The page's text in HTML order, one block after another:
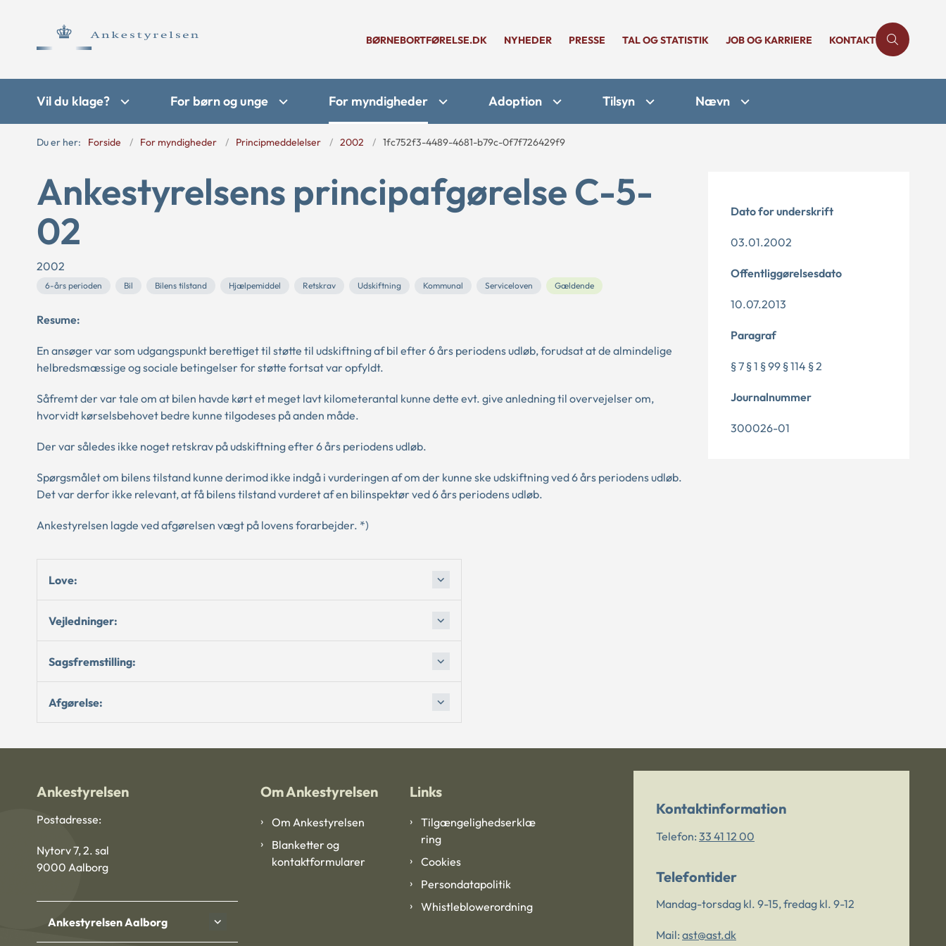
BØRNEBORTFØRELSE.DK NYHEDER PRESSE TAL OG STATISTIK JOB OG KARRIERE KONTAKT
Vil du klage? For børn og unge For myndigheder Adoption Tilsyn Nævn
Du er her: Forside For myndigheder Principmeddelelser 2002 1fc752f3-4489-4681-b79c-0f7f726429f9
Ankestyrelsens principafgørelse C-5-
02
2002
6-års perioden Bil Bilens tilstand Hjælpemiddel Retskrav Udskiftning Kommunal Serviceloven Gældende
Resume:
En ansøger var som udgangspunkt berettiget til støtte til udskiftning af bil efter 6 års periodens udløb, forudsat at de almindelige
helbredsmæssige og sociale betingelser for støtte fortsat var opfyldt.
Såfremt der var tale om at bilen havde kørt et meget lavt kilometerantal kunne dette evt. give anledning til overvejelser om,
hvorvidt kørselsbehovet bedre kunne tilgodeses på anden måde.
Der var således ikke noget retskrav på udskiftning efter 6 års periodens udløb.
Spørgsmålet om bilens tilstand kunne derimod ikke indgå i vurderingen af om der kunne ske udskiftning ved 6 års periodens udløb.
Det var derfor ikke relevant, at få bilens tilstand vurderet af en bilinspektør ved 6 års periodens udløb.
Ankestyrelsen lagde ved afgørelsen vægt på lovens forarbejder. *)
Love:
Vejledninger:
Sagsfremstilling:
Afgørelse:
Dato for underskrift
03.01.2002
Offentliggørelsesdato
10.07.2013
Paragraf
§ 7 § 1 § 99 § 114 § 2
Journalnummer
300026-01
Ankestyrelsen
Postadresse:
Nytorv 7, 2. sal
9000 Aalborg
Ankestyrelsen Aalborg
Om Ankestyrelsen
Om Ankestyrelsen
Blanketter og
kontaktformularer
Links
Tilgængelighedserklæ
ring
Cookies
Persondatapolitik
Whistleblowerordning
Kontaktinformation
Telefon: 33 41 12 00
Telefontider
Mandag-torsdag kl. 9-15, fredag kl. 9-12
Mail: ast@ast.dk